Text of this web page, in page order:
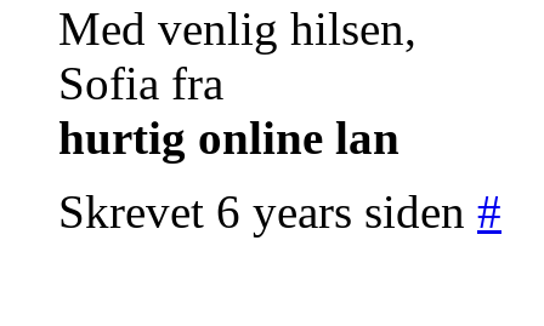
Med venlig hilsen,
Sofia fra
hurtig online lan
Skrevet 6 years siden #